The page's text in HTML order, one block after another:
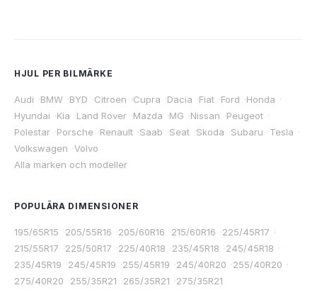
HJUL PER BILMÄRKE
Audi ·BMW ·BYD ·Citroen ·Cupra ·Dacia ·Fiat ·Ford ·Honda ·
Hyundai ·Kia ·Land Rover ·Mazda ·MG ·Nissan ·Peugeot ·
Polestar ·Porsche ·Renault ·Saab ·Seat ·Skoda ·Subaru ·Tesla ·
Volkswagen ·Volvo
Alla märken och modeller
POPULÄRA DIMENSIONER
195/65R15 ·205/55R16 ·205/60R16 ·215/60R16 ·225/45R17 ·
215/55R17 ·225/50R17 ·225/40R18 ·235/45R18 ·245/45R18 ·
235/45R19 ·245/45R19 ·255/45R19 ·245/40R20 ·255/40R20 ·
275/40R20 ·255/35R21 ·265/35R21 ·275/35R21